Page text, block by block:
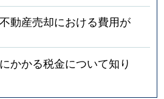
動産売却における費用が
かかる税金について知り